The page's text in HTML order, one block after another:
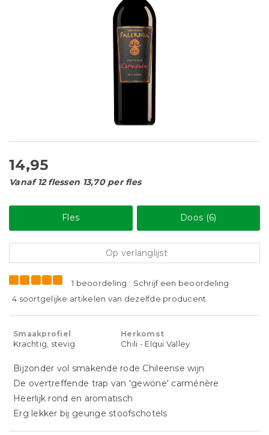
14,95
Vanaf 12 flessen 13,70 per fles
Fles Doos (6)
Op verlanglijst
1 beoordeling
Schrijf een beoordeling
4 soortgelijke artikelen van dezelfde producent
Smaakprofiel
Krachtig, stevig
Herkomst
Chili - Elqui Valley
Bijzonder vol smakende rode Chileense wijn
De overtreffende trap van 'gewone' carménère
Heerlijk rond en aromatisch
Erg lekker bij geurige stoofschotels